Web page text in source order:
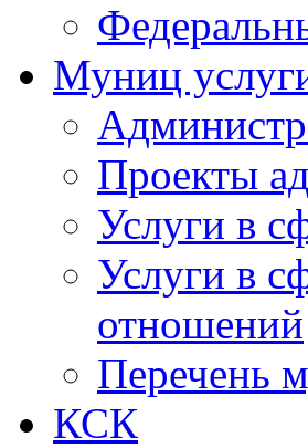
Муниц
Проекты
Услуги в
Услуги в
отношений
Перечень
КСК